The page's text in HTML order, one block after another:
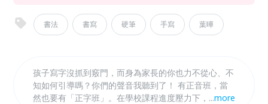
書法 書寫 硬筆 手寫 葉曄
孩子寫字沒抓到竅門，而身為家長的你也力不從心、不
知如何引導嗎？你們的聲音我聽到了！ 有正音班，當
然也要有「正字班」。在學校課程進度壓力下，孩子可
...more